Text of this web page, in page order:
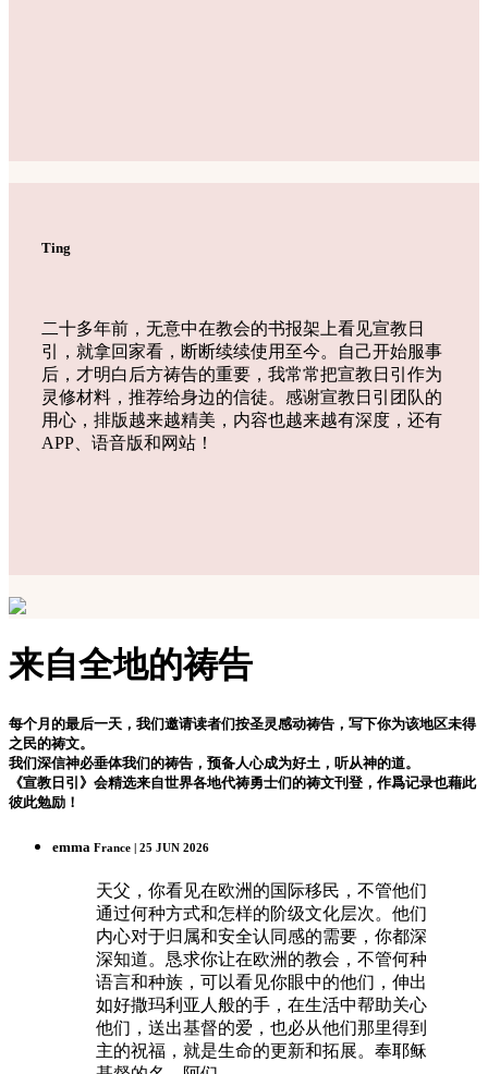
Ting
二十多年前，无意中在教会的书报架上看见宣教日
引，就拿回家看，断断续续使用至今。自己开始服事
后，才明白后方祷告的重要，我常常把宣教日引作为
灵修材料，推荐给身边的信徒。感谢宣教日引团队的
用心，排版越来越精美，内容也越来越有深度，还有
APP、语音版和网站！
来自全地的祷告
每个月的最后一天，我们邀请读者们按圣灵感动祷告，写下你为该地区未得
之民的祷文。
我们深信神必垂体我们的祷告，预备人心成为好土，听从神的道。
《宣教日引》会精选来自世界各地代祷勇士们的祷文刊登，作爲记录也藉此
彼此勉励！
emma France | 25 JUN 2026
天父，你看见在欧洲的国际移民，不管他们
通过何种方式和怎样的阶级文化层次。他们
内心对于归属和安全认同感的需要，你都深
深知道。恳求你让在欧洲的教会，不管何种
语言和种族，可以看见你眼中的他们，伸出
如好撒玛利亚人般的手，在生活中帮助关心
他们，送出基督的爱，也必从他们那里得到
主的祝福，就是生命的更新和拓展。奉耶稣